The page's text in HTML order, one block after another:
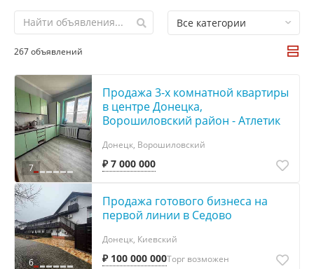
Все категории
267 объявлений
7
Продажа 3-х комнатной квартиры
в центре Донецка,
Ворошиловский район - Атлетик
₽ 7 000 000
Донецк, Ворошиловский
6
Продажа готового бизнеса на
первой линии в Седово
₽ 100 000 000Торг возможен
Донецк, Киевский